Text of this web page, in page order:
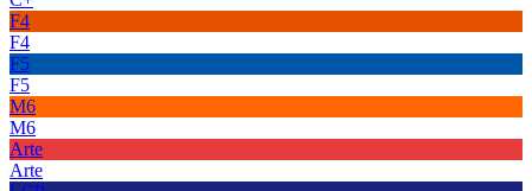
F4
F4
F5
F5
M6
M6
Arte
Arte